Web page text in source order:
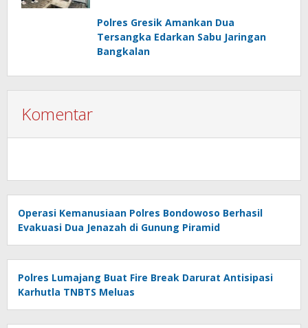
Polres Gresik Amankan Dua
Tersangka Edarkan Sabu Jaringan
Bangkalan
Komentar
Operasi Kemanusiaan Polres Bondowoso Berhasil
Evakuasi Dua Jenazah di Gunung Piramid
Polres Lumajang Buat Fire Break Darurat Antisipasi
Karhutla TNBTS Meluas